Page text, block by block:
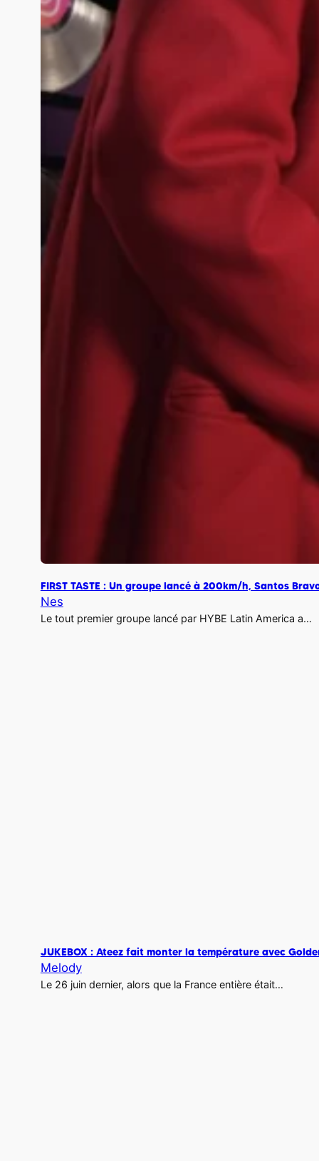
FIRST TASTE : Un groupe lancé à 200km/h, Santos
Nes
Le tout premier groupe lancé par HYBE Latin America a…
JUKEBOX : Ateez fait monter la température avec
Melody
Le 26 juin dernier, alors que la France entière était…